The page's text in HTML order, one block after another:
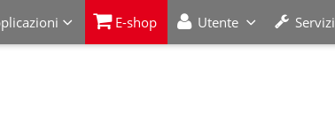
E-shop Utente Servizi